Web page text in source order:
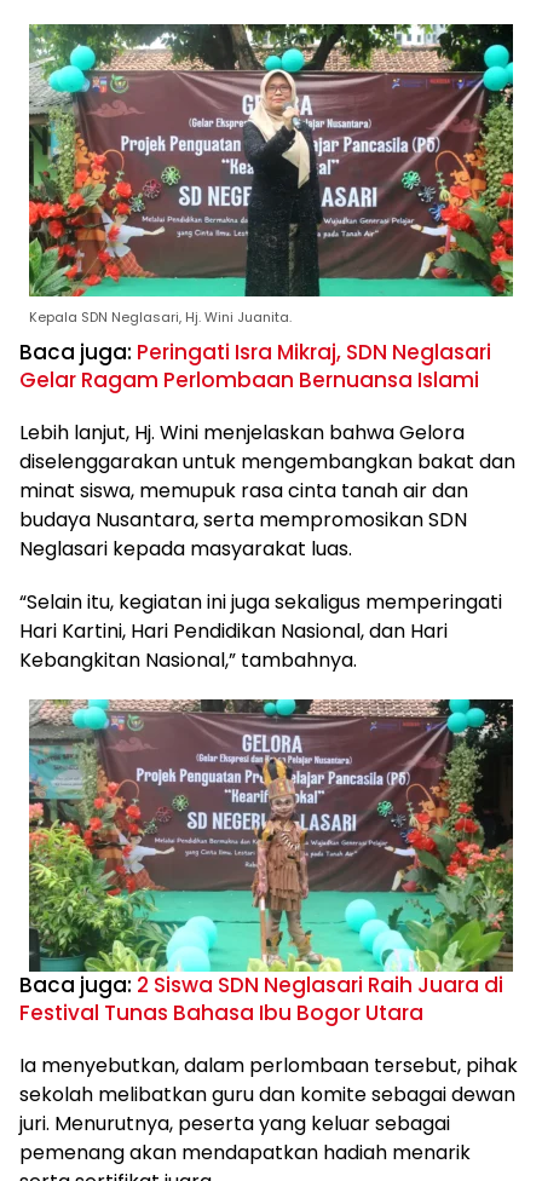
Kepala SDN Neglasari, Hj. Wini Juanita.
Baca juga: Peringati Isra Mikraj, SDN Neglasari
Gelar Ragam Perlombaan Bernuansa Islami
Lebih lanjut, Hj. Wini menjelaskan bahwa Gelora
diselenggarakan untuk mengembangkan bakat dan
minat siswa, memupuk rasa cinta tanah air dan
budaya Nusantara, serta mempromosikan SDN
Neglasari kepada masyarakat luas.
“Selain itu, kegiatan ini juga sekaligus memperingati
Hari Kartini, Hari Pendidikan Nasional, dan Hari
Kebangkitan Nasional,” tambahnya.
Baca juga: 2 Siswa SDN Neglasari Raih Juara di
Festival Tunas Bahasa Ibu Bogor Utara
Ia menyebutkan, dalam perlombaan tersebut, pihak
sekolah melibatkan guru dan komite sebagai dewan
juri. Menurutnya, peserta yang keluar sebagai
pemenang akan mendapatkan hadiah menarik